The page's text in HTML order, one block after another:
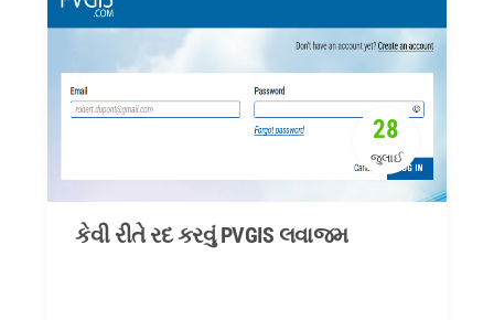
28
જુલાઈ
કેવી રીતે રદ કરવું PVGIS લવાજમ